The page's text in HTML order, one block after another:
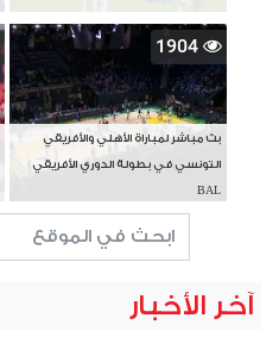
1904
بث مباشر لمباراة الأهلي والأفريقي
التونسي في بطولة الدوري الأفريقي
BAL
آخر الأخبار